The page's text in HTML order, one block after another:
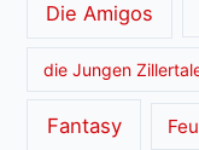
Die Amigos
die Jungen
Fantasy